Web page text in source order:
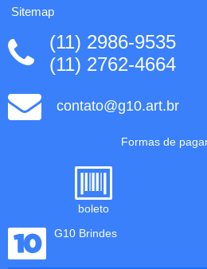
Sitemap
(11) 2986-9535
(11) 2762-4664
contato@g10.art.br
Formas de
boleto
G10 Brindes